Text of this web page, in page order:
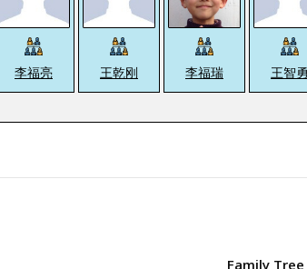
李福亮 王乾刚 李福瑞 王智勇
Family Tree